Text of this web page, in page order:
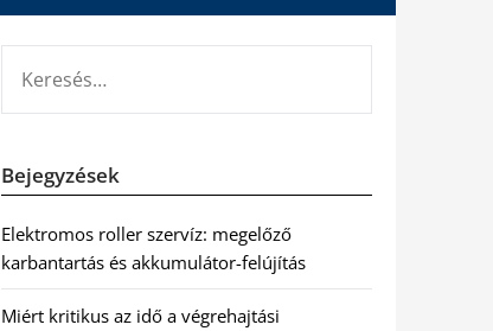
Bejegyzések
Elektromos roller szervíz: megelőző
karbantartás és akkumulátor-felújítás
Miért kritikus az idő a végrehajtási